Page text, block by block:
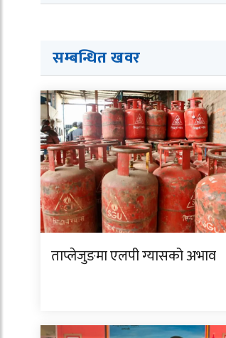
सम्बन्धित खवर
ताप्लेजुङमा एलपी ग्यासको अभाव